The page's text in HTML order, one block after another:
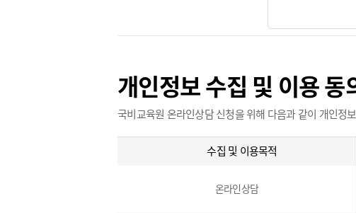
개인정보 수집 및 이용 동
국비교육원 온라인상담 신청을 위해 다음과 같이 개인정
수집 및 이용목적
온라인상담